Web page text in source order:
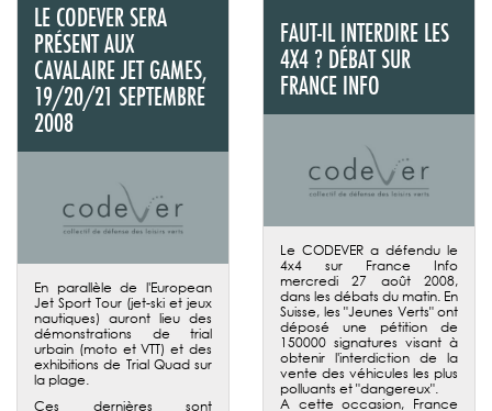
LE CODEVER SERA
PRÉSENT AUX
CAVALAIRE JET GAMES,
19/20/21 SEPTEMBRE
2008
En parallèle de l'European
Jet Sport Tour (jet-ski et jeux
nautiques) auront lieu des
démonstrations de trial
urbain (moto et VTT) et des
exhibitions de Trial Quad sur
la plage.
Ces dernières sont
FAUT-IL INTERDIRE LES
4X4 ? DÉBAT SUR
FRANCE INFO
Le CODEVER a défendu le
4x4 sur France Info
mercredi 27 août 2008,
dans les débats du matin. En
Suisse, les "Jeunes Verts" ont
déposé une pétition de
150000 signatures visant à
obtenir l'interdiction de la
vente des véhicules les plus
polluants et "dangereux".
A cette occasion, France